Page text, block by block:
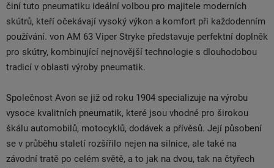
činí tuto pneumatiku ideální volbou pro majitele moderních
skútrů, kteří očekávají vysoký výkon a komfort při každodenním
používání. von AM 63 Viper Stryke představuje perfektní doplněk
pro skútry, kombinující nejnovější technologie s dlouhodobou
tradicí v oblasti výroby pneumatik.
Společnost Avon se již od roku 1904 specializuje na výrobu
vysoce kvalitních pneumatik, které jsou vhodné pro širokou
škálu automobilů, motocyklů, dodávek a přívěsů. Její působení
se v průběhu staletí rozšířilo nejen na silnice, ale také na
závodní tratě po celém světě, a to jak na dvou, tak na čtyřech